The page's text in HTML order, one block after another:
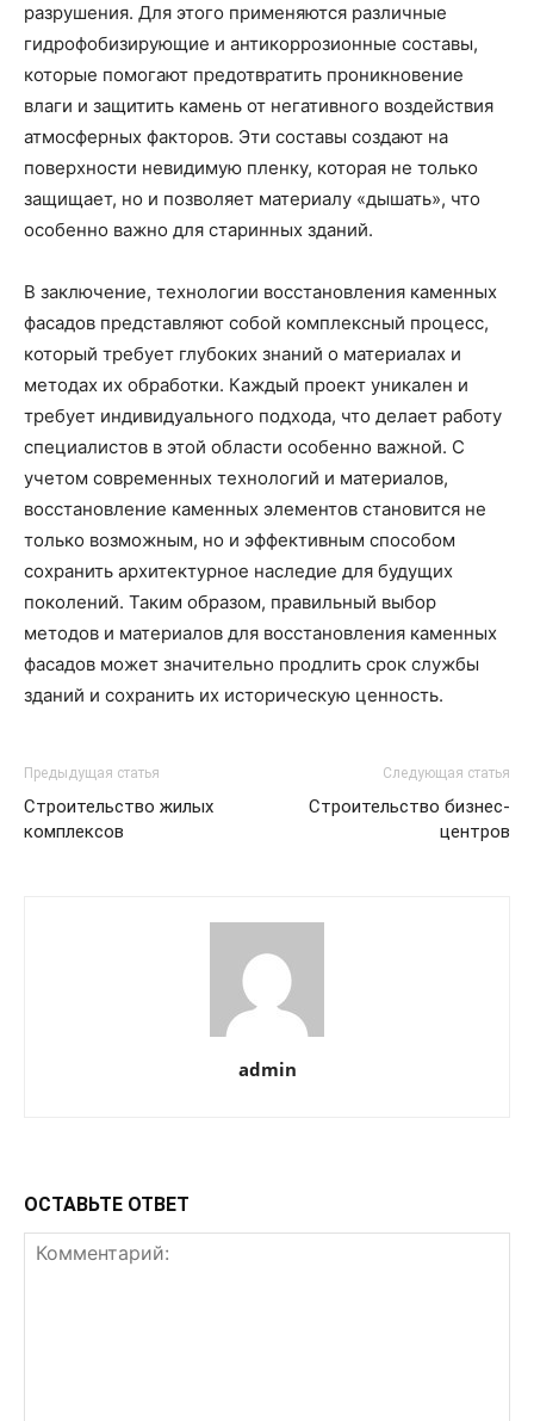
разрушения. Для этого применяются различные
гидрофобизирующие и антикоррозионные составы,
которые помогают предотвратить проникновение
влаги и защитить камень от негативного воздействия
атмосферных факторов. Эти составы создают на
поверхности невидимую пленку, которая не только
защищает, но и позволяет материалу «дышать», что
особенно важно для старинных зданий.
В заключение, технологии восстановления каменных
фасадов представляют собой комплексный процесс,
который требует глубоких знаний о материалах и
методах их обработки. Каждый проект уникален и
требует индивидуального подхода, что делает работу
специалистов в этой области особенно важной. С
учетом современных технологий и материалов,
восстановление каменных элементов становится не
только возможным, но и эффективным способом
сохранить архитектурное наследие для будущих
поколений. Таким образом, правильный выбор
методов и материалов для восстановления каменных
фасадов может значительно продлить срок службы
зданий и сохранить их историческую ценность.
Предыдущая статья
Строительство жилых
комплексов
Следующая статья
Строительство бизнес-
центров
admin
ОСТАВЬТЕ ОТВЕТ